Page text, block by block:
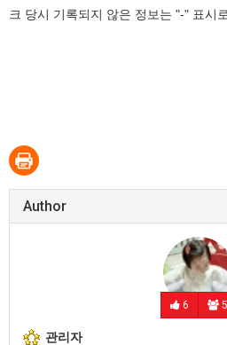
크 당시 기록되지 않은 정보는 "-" 표시
Author
6 5
관리자